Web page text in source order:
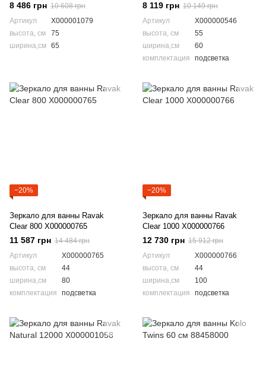
8 486 грн 10 608 грн
Артикул
X000001079
высота, см
75
ширина,см 65
8 119 грн 10 149 грн
Артикул
X000000546
высота, см
55
ширина,см
60
комплектация
подсветка
−20%
Зеркало для ванны Ravak
Clear 800 X000000765
11 587 грн 14 484 грн
Артикул
X000000765
высота, см
44
ширина,см
80
комплектация
подсветка
−20%
Зеркало для ванны Ravak
Clear 1000 X000000766
12 730 грн 15 912 грн
Артикул
X000000766
высота, см
44
ширина,см
100
комплектация
подсветка